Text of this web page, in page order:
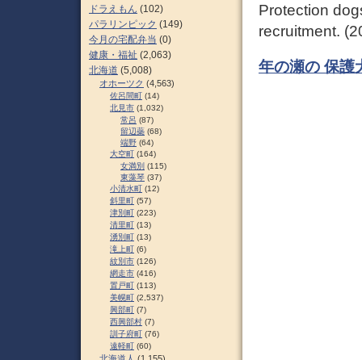
Protection
recruitment.
年の瀬の 保護
ドラえもん (102)
パラリンピック (149)
今月の宅配弁当 (0)
健康・福祉 (2,063)
北海道 (5,008)
オホーツク (4,563)
佐呂間町 (14)
北見市 (1,032)
常呂 (87)
留辺蘂 (68)
端野 (64)
大空町 (164)
女満別 (115)
東藻琴 (37)
小清水町 (12)
斜里町 (57)
津別町 (223)
清里町 (13)
湧別町 (13)
滝上町 (6)
紋別市 (126)
網走市 (416)
置戸町 (113)
美幌町 (2,537)
興部町 (7)
西興部村 (7)
訓子府町 (76)
遠軽町 (60)